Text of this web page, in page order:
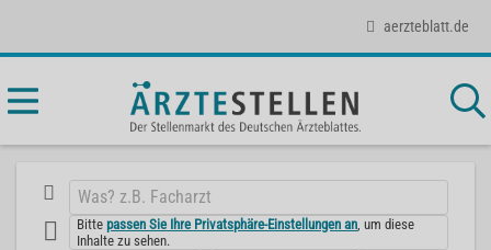
aerzteblatt.de
Bittepassen Sie Ihre Privatsphäre-Einstellungen an , um diese
Inhalte zu sehen.